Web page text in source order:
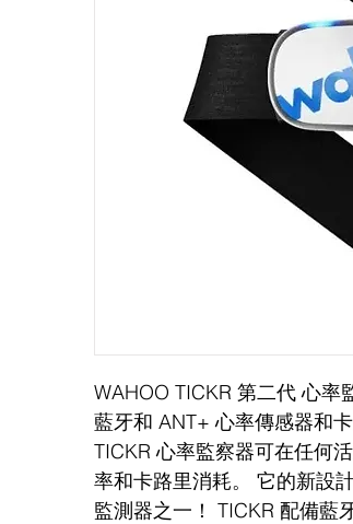
WAHOO TICKR 第二代 心率
藍牙和 ANT+ 心率傳感器和
TICKR 心率監察器可在任何
率和卡路里消耗。 它的新設
監測器之一！ TICKR 配備藍